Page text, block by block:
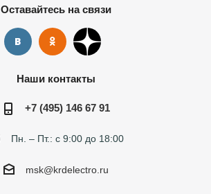
Оставайтесь на связи
Наши контакты
+7 (495) 146 67 91
Пн. – Пт.: с 9:00 до 18:00
msk@krdelectro.ru